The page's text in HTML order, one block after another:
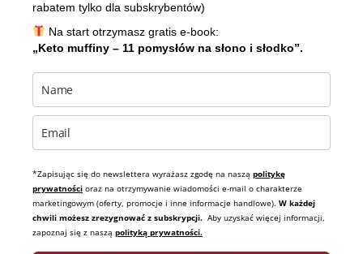
rabatem tylko dla subskrybentów)
Na start otrzymasz gratis e-book:
„Keto muffiny – 11 pomysłów na słono i słodko”.
*Zapisując się do newslettera wyrażasz zgodę na naszą politykę
prywatności oraz na otrzymywanie wiadomości e-mail o charakterze
marketingowym (oferty, promocje i inne informacje handlowe). W każdej
chwili możesz zrezygnować z subskrypcji. Aby uzyskać więcej informacji,
zapoznaj się z naszą polityką prywatności.